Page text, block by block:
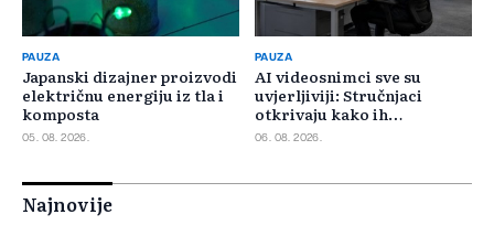
PAUZA
Japanski dizajner proizvodi
električnu energiju iz tla i
komposta
05. 08. 2026.
PAUZA
AI videosnimci sve su
uvjerljiviji: Stručnjaci
otkrivaju kako ih
prepoznati
06. 08. 2026.
Najnovije